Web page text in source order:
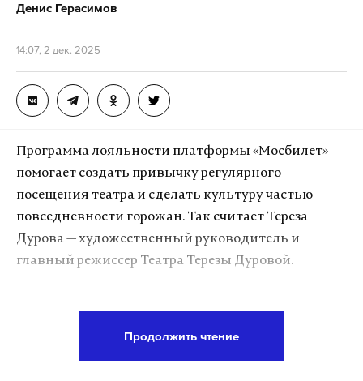
Денис Герасимов
14:07, 2 дек. 2025
Программа лояльности платформы «Мосбилет»
помогает создать привычку регулярного
посещения театра и сделать культуру частью
повседневности горожан. Так считает Тереза
Дурова — художественный руководитель и
главный режиссер Театра Терезы Дуровой.
Продолжить чтение